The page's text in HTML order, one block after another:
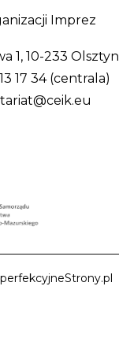
Imprez
1, 10-233 Olsztyn
17 34(centrala)